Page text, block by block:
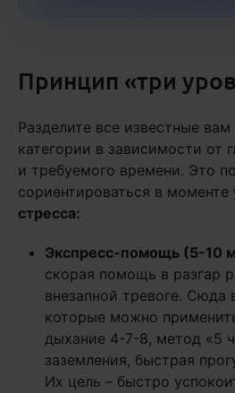
Принцип «три
Разделите все известные
категории в зависимости от
и требуемого времени. Это
сориентироваться в моменте
стресса:
Экспресс-помощь (5-10
скорая помощь в разгар
внезапной тревоге. Сюда
которые можно
дыхание 4-7-8, метод «5
заземления, быстрая
Их цель – быстро